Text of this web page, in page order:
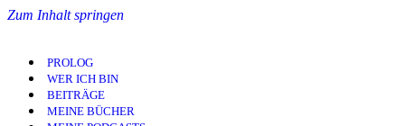
Zum Inhalt springen
PROLOG
WER ICH BIN
BEITRÄGE
MEINE BÜCHER